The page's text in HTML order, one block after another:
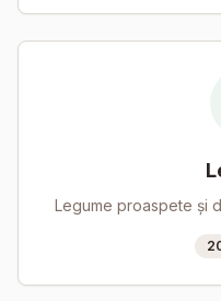
Legume proaspete și